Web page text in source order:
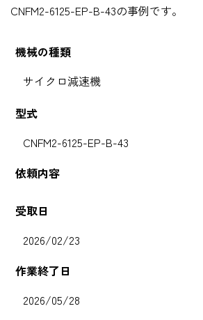
CNFM2-6125-EP-B-43の事例です。
機械の種類
サイクロ減速機
型式
CNFM2-6125-EP-B-43
依頼内容
受取日
2026/02/23
作業終了日
2026/05/28